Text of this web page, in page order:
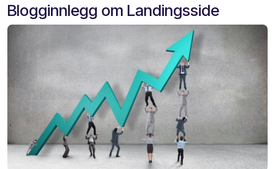
Blogginnlegg om Landingsside